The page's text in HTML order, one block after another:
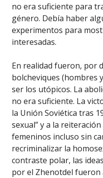
no era suficiente para
género. Debía haber
experimentos para
interesadas.
En realidad fueron, por
bolcheviques (hombres
ser los utópicos. La
no era suficiente. La
la Unión Soviética tras
sexual” y a la
femeninos incluso sin
recriminalizar la
contraste polar, las
por el Zhenotdel fueron